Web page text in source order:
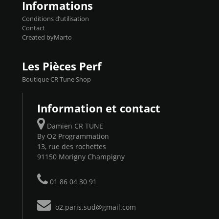
Informations
Conditions d’utilisation
Contact
Created byMarto
Les Pièces Perf
Boutique CR Tune Shop
Information et contact
Damien CR TUNE
By O2 Programmation
13, rue des rochettes
91150 Morigny Champigny
01 86 04 30 91
o2.paris.sud@gmail.com